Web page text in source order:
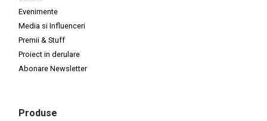
Evenimente
Media si Influenceri
Premii & Stuff
Proiect in derulare
Abonare Newsletter
Produse